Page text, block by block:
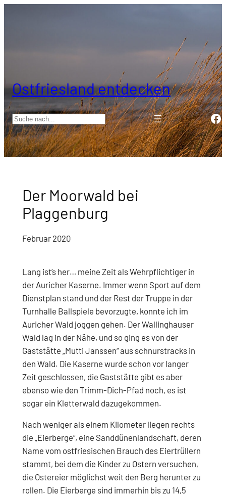
Ostfriesland entdecken
Suchen
Der Moorwald bei
Plaggenburg
Februar 2020
Lang ist’s her… meine Zeit als Wehrpflichtiger in
der Auricher Kaserne. Immer wenn Sport auf dem
Dienstplan stand und der Rest der Truppe in der
Turnhalle Ballspiele bevorzugte, konnte ich im
Auricher Wald joggen gehen. Der Wallinghauser
Wald lag in der Nähe, und so ging es von der
Gaststätte „Mutti Janssen“ aus schnurstracks in
den Wald. Die Kaserne wurde schon vor langer
Zeit geschlossen, die Gaststätte gibt es aber
ebenso wie den Trimm-Dich-Pfad noch, es ist
sogar ein Kletterwald dazugekommen.
Nach weniger als einem Kilometer liegen rechts
die „Eierberge“, eine Sanddünenlandschaft, deren
Name vom ostfriesischen Brauch des Eiertrüllern
stammt, bei dem die Kinder zu Ostern versuchen,
die Ostereier möglichst weit den Berg herunter zu
rollen. Die Eierberge sind immerhin bis zu 14,5